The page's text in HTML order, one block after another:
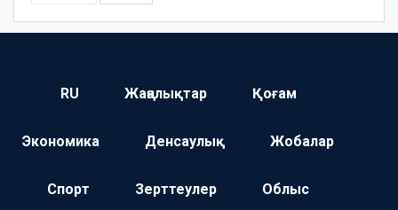
RU Жаңалықтар Қоғам
Экономика Денсаулық Жобалар
Спорт Зерттеулер Облыс